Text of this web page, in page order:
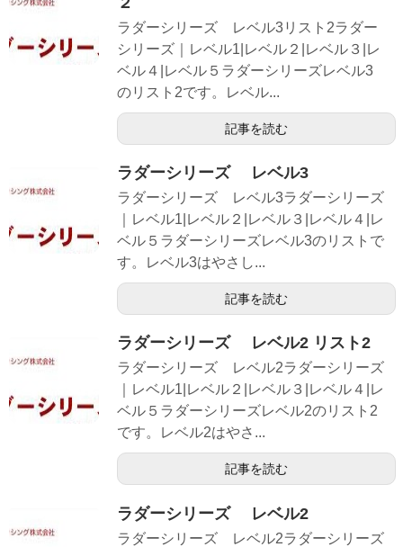
ラダーシリーズ レベル3リスト2ラダー
シリーズ｜レベル1|レベル２|レベル３|レ
ベル４|レベル５ラダーシリーズレベル3
のリスト2です。レベル...
記事を読む
ラダーシリーズ レベル3
ラダーシリーズ レベル3ラダーシリーズ
｜レベル1|レベル２|レベル３|レベル４|レ
ベル５ラダーシリーズレベル3のリストで
す。レベル3はやさし...
記事を読む
ラダーシリーズ レベル2 リスト2
ラダーシリーズ レベル2ラダーシリーズ
｜レベル1|レベル２|レベル３|レベル４|レ
ベル５ラダーシリーズレベル2のリスト2
です。レベル2はやさ...
記事を読む
ラダーシリーズ レベル2
ラダーシリーズ レベル2ラダーシリーズ